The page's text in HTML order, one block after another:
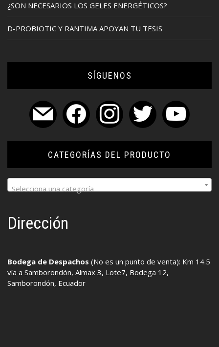
¿SON NECESARIOS LOS GELES ENERGÉTICOS?
D-PROBIOTIC Y RANTIMA APOYAN TU TESIS
SÍGUENOS
mail facebook instagram twitter youtube
CATEGORÍAS DEL PRODUCTO
Selecciona una categoría
Dirección
Bodega de Despachos (No es un punto de venta): Km 14.5
vía a Samborondón, Almax 3, Lote7, Bodega 12,
Samborondón, Ecuador